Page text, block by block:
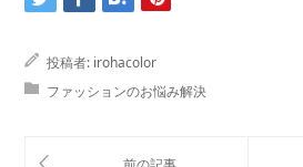
投稿者: irohacolor
ファッションのお悩み解決